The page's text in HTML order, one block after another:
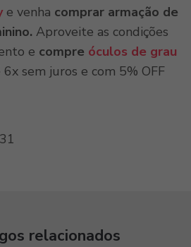
e venha comprar armação de
Aproveite as condições
e compre óculos de grau
sem juros e com 5% OFF
relacionados